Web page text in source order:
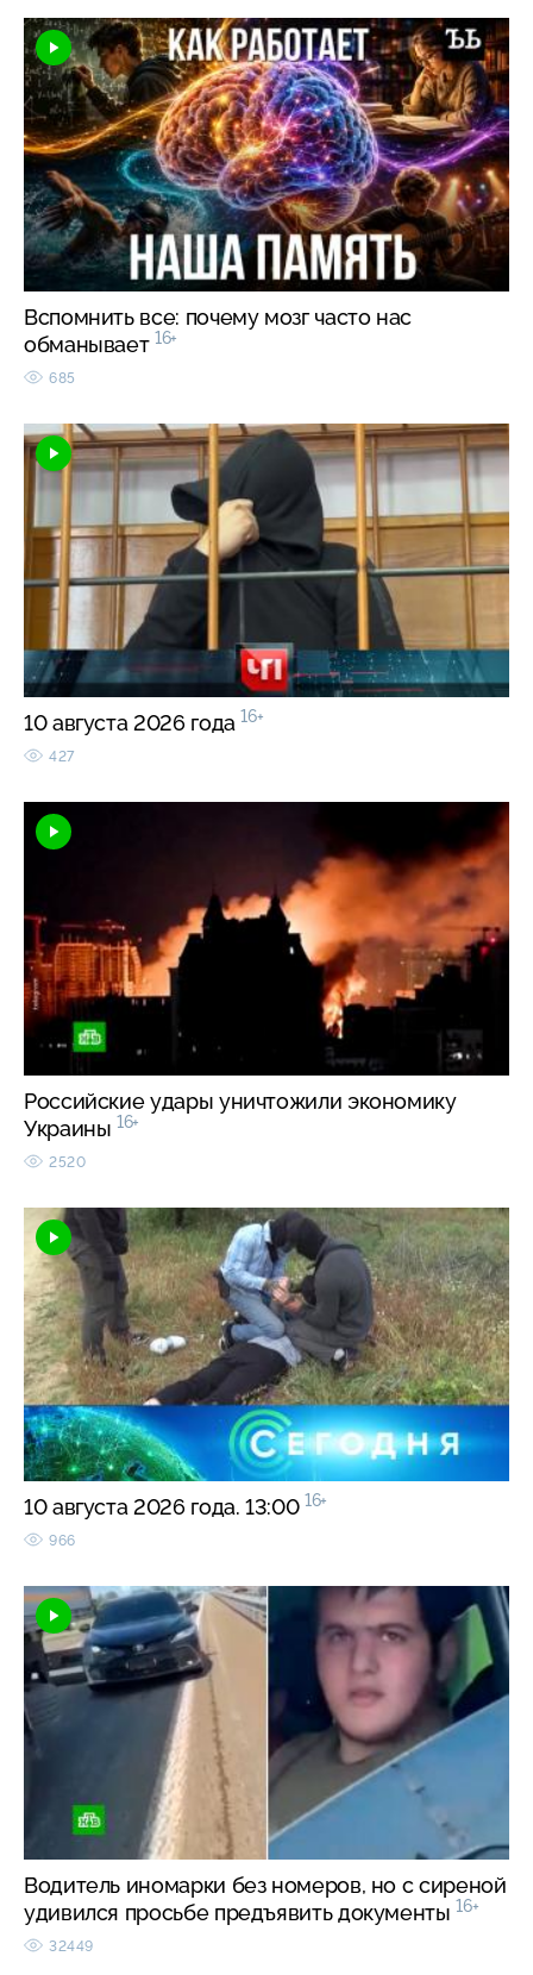
Вспомнить все: почему мозг часто нас
обманывает 16+
685
10 августа 2026 года 16+
427
Российские удары уничтожили экономику
Украины 16+
2520
10 августа 2026 года. 13:00 16+
966
Водитель иномарки без номеров, но с сиреной
удивился просьбе предъявить документы 16+
32449